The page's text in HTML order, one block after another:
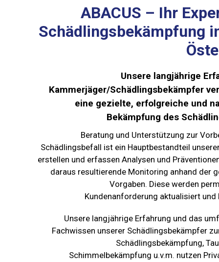
ABACUS – Ihr
Schädlingsbekämpfung
Unsere langjährige
Kammerjäger/Schädlingsbekämpfer
eine gezielte, erfolgreiche und
Bekämpfung des
Beratung und Unterstützung zur
Schädlingsbefall ist ein Hauptbestandteil
erstellen und erfassen Analysen und
daraus resultierende Monitoring anhand der
Vorgaben. Diese werden
Kundenanforderung aktualisiert
Unsere langjährige Erfahrung und das
Fachwissen unserer Schädlingsbekämpfer
Schädlingsbekämpfung,
Schimmelbekämpfung u.v.m. nutzen